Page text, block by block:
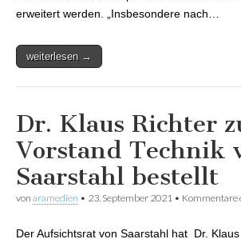
erweitert werden. „Insbesondere nach…
weiterlesen →
Dr. Klaus Richter
Vorstand Technik
Saarstahl bestellt
von aramedien • 23. September 2021 • Kommentare
Der Aufsichtsrat von Saarstahl hat Dr.